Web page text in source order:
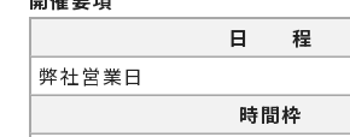
日 程
弊社営業日
時間枠